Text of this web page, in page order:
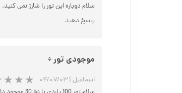
سلام دوباره این تور را شارژ نمی کنید.
پاسخ دهید
موجودی تور ÷
اسماعیل | ۰۴/۰۷/۰۳